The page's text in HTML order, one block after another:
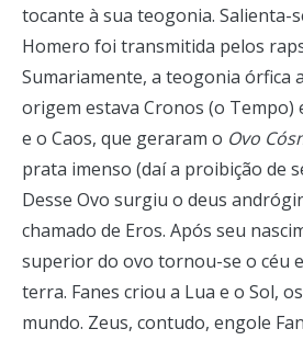
tocante à sua teogonia. Salienta-
Homero foi transmitida pelos
Sumariamente, a teogonia órfica
origem estava Cronos (o Tempo)
e o Caos, que geraram o Ovo
prata imenso (daí a proibição de
Desse Ovo surgiu o deus
chamado de Eros. Após seu
superior do ovo tornou-se o céu
terra. Fanes criou a Lua e o Sol,
mundo. Zeus, contudo, engole